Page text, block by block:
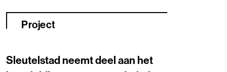
Project
Sleutelstad neemt deel aan het